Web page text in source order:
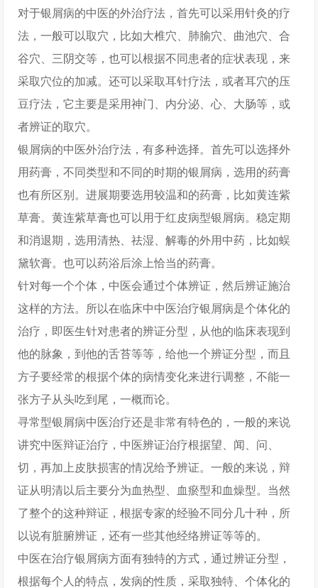
对于银屑病的中医的外治疗法，首先可以采用针灸的疗
法，一般可以取穴，比如大椎穴、肺腧穴、曲池穴、合
谷穴、三阴交等，也可以根据不同患者的症状表现，来
采取穴位的加减。还可以采取耳针疗法，或者耳穴的压
豆疗法，它主要是采用神门、内分泌、心、大肠等，或
者辨证的取穴。
银屑病的中医外治疗法，有多种选择。首先可以选择外
用药膏，不同类型和不同的时期的银屑病，选用的药膏
也有所区别。进展期要选用较温和的药膏，比如黄连紫
草膏。黄连紫草膏也可以用于红皮病型银屑病。稳定期
和消退期，选用清热、祛湿、解毒的外用中药，比如蜈
黛软膏。也可以药浴后涂上恰当的药膏。
针对每一个个体，中医会通过个体辨证，然后辨证施治
这样的方法。所以在临床中中医治疗银屑病是个体化的
治疗，即医生针对患者的辨证分型，从他的临床表现到
他的脉象，到他的舌苔等等，给他一个辨证分型，而且
方子要经常的根据个体的病情变化来进行调整，不能一
张方子从头吃到尾，一概而论。
寻常型银屑病中医治疗还是非常有特色的，一般的来说
讲究中医辩证治疗，中医辨证治疗根据望、闻、问、
切，再加上皮肤损害的情况给予辨证。一般的来说，辩
证从明清以后主要分为血热型、血瘀型和血燥型。当然
了整个的这种辩证，根据专家的经验不同分几十种，所
以说有脏腑辨证，还有一些其他经络辨证等等的。
中医在治疗银屑病方面有独特的方式，通过辨证分型，
根据每个人的特点，发病的性质，采取独特、个体化的